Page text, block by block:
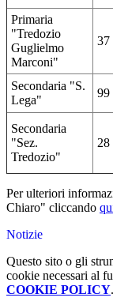
Primaria
"Tredozio
Guglielmo
Marconi"
37
Secondaria "S.
Lega"
99
Secondaria
"Sez.
Tredozio"
28
Per ulteriori
Chiaro" cliccando
Notizie
Questo sito o gli
cookie necessari al
COOKIE POLICY.